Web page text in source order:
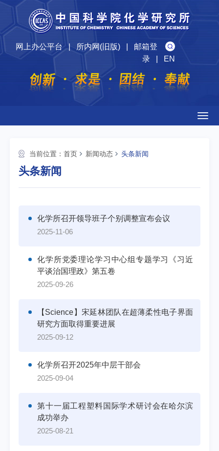
网上办公平台|所内网(旧版)| 邮箱登
录| EN
当前位置： 首页 新闻动态 头条新闻
头条新闻
化学所召开领导班子个别调整宣布会议
2025-11-06
化学所党委理论学习中心组专题学习《习近
平谈治国理政》第五卷
2025-09-26
【Science】宋延林团队在超薄柔性电子界面
研究方面取得重要进展
2025-09-12
化学所召开2025年中层干部会
2025-09-04
第十一届工程塑料国际学术研讨会在哈尔滨
成功举办
2025-08-21